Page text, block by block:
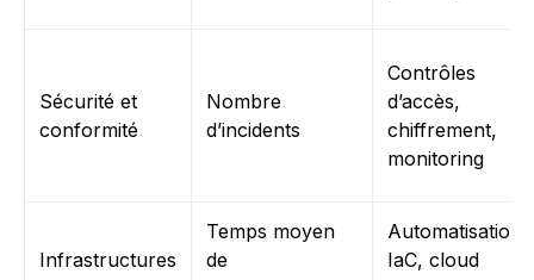
Sécurité et
conformité
Nombre
d’incidents
Contrôles
d’accès,
chiffrement,
monitoring
Infrastructures
Temps moyen
de
Automatisation,
IaC, cloud